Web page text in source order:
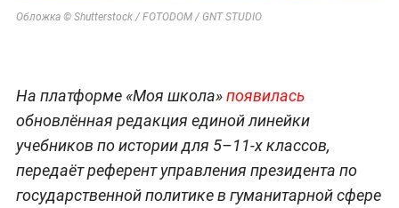
Обложка © Shutterstock / FOTODOM / GNT STUDIO
На платформе «Моя школа»появилась
обновлённая редакция единой линейки
учебников по истории для 5–11-х классов,
передаёт референт управления президента по
государственной политике в гуманитарной сфере